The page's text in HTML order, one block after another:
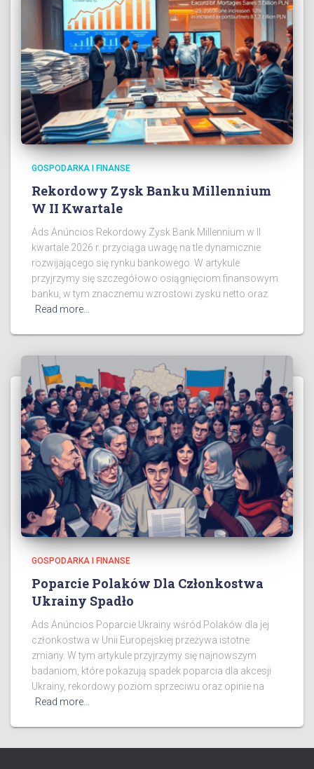
GOSPODARKA I FINANSE
Rekordowy Zysk Banku Millennium
W II Kwartale
Ads Anúncios Rekordowy Zysk Bank Millennium w II
kwartale 2026 r. przyciąga uwagę na tle dynamicznie
rozwijającego się rynku bankowego. W artykule
przyjrzymy się szczegółowo osiągnięciom finansowym
banku, w tym znacznemu wzrostowi zysku netto oraz
Read more…
GOSPODARKA I FINANSE
Poparcie Polaków Dla Członkostwa
Ukrainy Spadło
Ads Anúncios Poparcie Ukrainy wśród Polaków dla jej
członkostwa w Unii Europejskiej przeżywa istotne
zmiany. W tym artykule przyjrzymy się najnowszym
badaniom, które pokazują spadek poparcia dla akcesji
Ukrainy, rekordowy poziom sprzeciwu oraz opinie na
Read more…